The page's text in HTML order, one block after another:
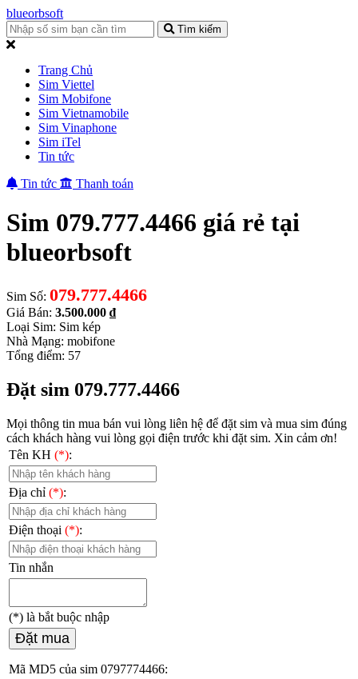
blueorbsoft
Tìm kiếm
Trang Chủ
Sim Viettel
Sim Mobifone
Sim Vietnamobile
Sim Vinaphone
Sim iTel
Tin tức
Tin tức
Thanh toán
Sim 079.777.4466 giá rẻ tại
blueorbsoft
Sim Số: 079.777.4466
Giá Bán: 3.500.000 ₫
Loại Sim: Sim kép
Nhà Mạng: mobifone
Tổng điểm: 57
Đặt sim 079.777.4466
Mọi thông tin mua bán vui lòng liên hệ để đặt sim và mua sim đúng
cách khách hàng vui lòng gọi điện trước khi đặt sim. Xin cảm ơn!
Tên KH (*):
Địa chỉ (*):
Điện thoại (*):
Tin nhắn
(*) là bắt buộc nhập
Đặt mua
Mã MD5 của sim 0797774466: